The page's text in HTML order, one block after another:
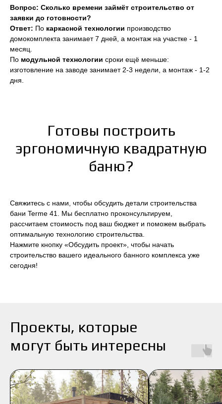
Вопрос: Сколько времени займёт строительство от
заявки до готовности?
Ответ: По каркасной технологии производство
домокомплекта занимает 7 дней, а монтаж на участке - 1
месяц.
По модульной технологии сроки ещё меньше:
изготовление на заводе занимает 2-3 недели, а монтаж - 1-2
дня.
Готовы построить
эргономичную квадратную
баню?
Свяжитесь с нами, чтобы обсудить детали строительства
бани Terme 41. Мы бесплатно проконсультируем,
рассчитаем стоимость под ваш бюджет и поможем выбрать
оптимальную технологию строительства.
Нажмите кнопку «Обсудить проект», чтобы начать
строительство вашего идеального банного комплекса уже
сегодня!
Проекты, которые
могут быть интересны